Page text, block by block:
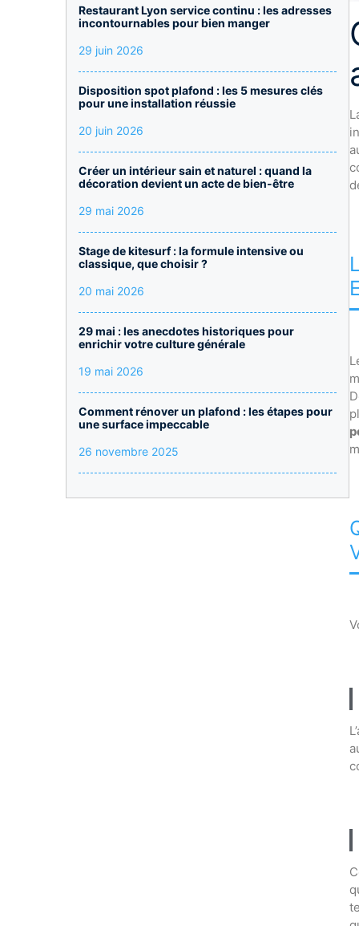
Restaurant Lyon service continu : les adresses
incontournables pour bien manger
29 juin 2026
Disposition spot plafond : les 5 mesures clés
pour une installation réussie
20 juin 2026
Créer un intérieur sain et naturel : quand la
décoration devient un acte de bien-être
29 mai 2026
Stage de kitesurf : la formule intensive ou
classique, que choisir ?
20 mai 2026
29 mai : les anecdotes historiques pour
enrichir votre culture générale
19 mai 2026
Comment rénover un plafond : les étapes pour
une surface impeccable
26 novembre 2025